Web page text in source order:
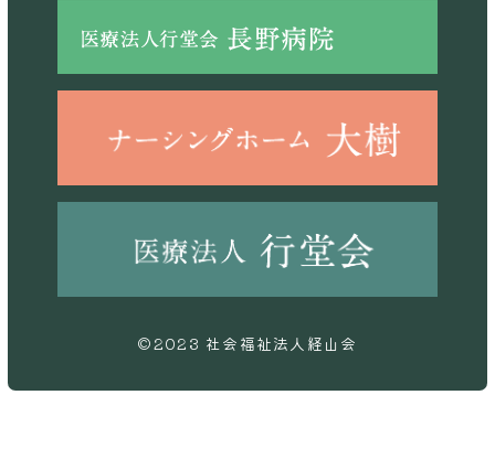
©2023 社会福祉法人経山会